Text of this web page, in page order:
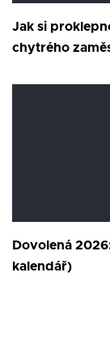
Jak si
chytrého
Dovolená
kalendář)